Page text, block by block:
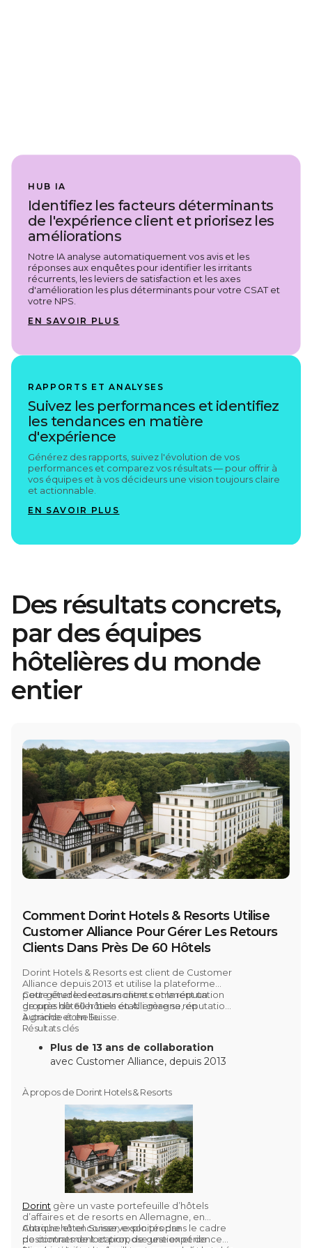
HUB IA
Identifiez les facteurs déterminants
de l'expérience client et priorisez les
améliorations
Notre IA analyse automatiquement vos avis et les
réponses aux enquêtes pour identifier les irritants
récurrents, les leviers de satisfaction et les axes
d'amélioration les plus déterminants pour votre CSAT et
votre NPS.
EN SAVOIR PLUS
RAPPORTS ET ANALYSES
Suivez les performances et identifiez
les tendances en matière
d'expérience
Générez des rapports, suivez l'évolution de vos
performances et comparez vos résultats — pour offrir à
vos équipes et à vos décideurs une vision toujours claire
et actionnable.
EN SAVOIR PLUS
Des résultats concrets,
par des équipes
hôtelières du monde
entier
Comment Dorint Hotels & Resorts Utilise
Customer Alliance Pour Gérer Les Retours
Clients Dans Près De 60 Hôtels
Dorint Hotels & Resorts est client de Customer
Alliance depuis 2013 et utilise la plateforme
pour gérer les retours clients et la réputation
de près de60 hôtels en Allemagne, en
Autriche et en Suisse.
Cette étude de cas montre comment un
groupe hôtelier bien établi gère sa réputation
à grande échelle.
Résultats clés
Plus de 13 ans de collaboration
avec Customer Alliance, depuis 2013
en Autriche et en Suisse
plateforme
Plus de118 000 avistraités et
commentés dans l’ensemble du
groupe en 2025
Enquêtes automatisées après
séjour envoyées de manière
systématiquedans tous les
établissements
CSAT du petit-déjeuner de 90,3 %
à l’échelle du groupe en 2025
Rapports mensuels sur les KPI
À propos de Dorint Hotels & Resorts
Dorint gère un vaste portefeuille d’hôtels
d’affaires et de resorts en Allemagne, en
Autriche et en Suisse, exploités dans le cadre
de contrats de location, de gestion et de
Chaque hôtel conserve son propre
positionnement et propose une expérience